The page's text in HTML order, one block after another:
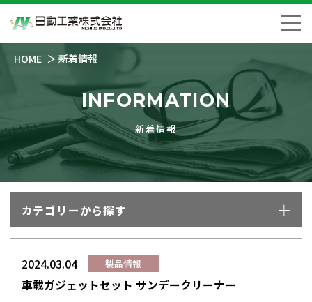
HOME 新着情報
INFORMATION
新着情報
カテゴリーから探す
2024.03.04 製品情報
車載ガジェットセット サンデークリーナー